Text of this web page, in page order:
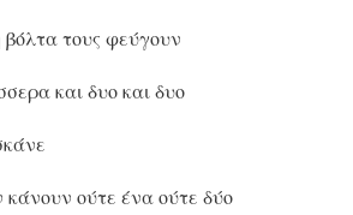
βόλτα τους φεύγουν
και δυο και δυο
κάνουν ούτε ένα ούτε δύο